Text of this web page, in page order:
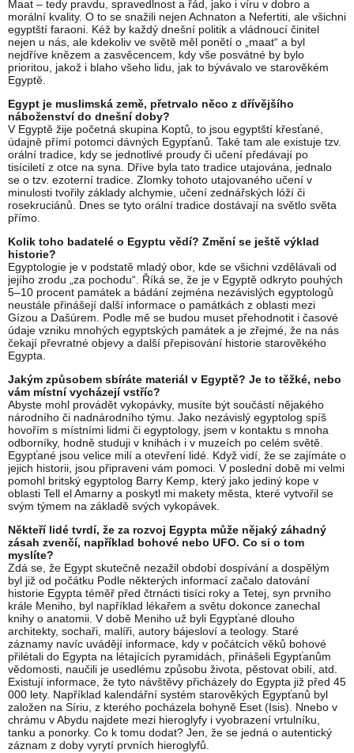
Maat – tedy pravdu, spravedlnost a řád, jako i víru v dobro a
morální kvality. O to se snažili nejen Achnaton a Nefertiti, ale všichni
egyptští faraoni. Kéž by každý dnešní politik a vládnoucí činitel
nejen u nás, ale kdekoliv ve světě měl ponětí o „maat“ a byl
nejdříve knězem a zasvěcencem, kdy vše posvátné by bylo
prioritou, jakož i blaho všeho lidu, jak to bývávalo ve starověkém
Egyptě.
Egypt je muslimská země, přetrvalo něco z dřívějšího
náboženství do dnešní doby?
V Egyptě žije početná skupina Koptů, to jsou egyptští křesťané,
údajně přímí potomci dávných Egypťanů. Také tam ale existuje tzv.
orální tradice, kdy se jednotlivé proudy či učení předávají po
tisíciletí z otce na syna. Dříve byla tato tradice utajována, jednalo
se o tzv. ezoterní tradice. Zlomky tohoto utajovaného učení v
minulosti tvořily základy alchymie, učení zednářských lóží či
rosekruciánů. Dnes se tyto orální tradice dostávají na světlo světa
přímo.
Kolik toho badatelé o Egyptu vědí? Změní se ještě výklad
historie?
Egyptologie je v podstatě mladý obor, kde se všichni vzdělávali od
jejího zrodu „za pochodu“. Říká se, že je v Egyptě odkryto pouhých
5–10 procent památek a bádání zejména nezávislých egyptologů
neustále přinášejí další informace o památkách z oblasti mezi
Gízou a Dašúrem. Podle mě se budou muset přehodnotit i časové
údaje vzniku mnohých egyptských památek a je zřejmé, že na nás
čekají převratné objevy a další přepisování historie starověkého
Egypta.
Jakým způsobem sbíráte materiál v Egyptě? Je to těžké, nebo
vám místní vycházejí vstříc?
Abyste mohl provádět vykopávky, musíte být součástí nějakého
národního či nadnárodního týmu. Jako nezávislý egyptolog spíš
hovořím s místními lidmi či egyptology, jsem v kontaktu s mnoha
odborníky, hodně studuji v knihách i v muzeích po celém světě.
Egypťané jsou velice milí a otevření lidé. Když vidí, že se zajímáte o
jejich historii, jsou připraveni vám pomoci. V poslední době mi velmi
pomohl britský egyptolog Barry Kemp, který jako jediný kope v
oblasti Tell el Amarny a poskytl mi makety města, které vytvořil se
svým týmem na základě svých vykopávek.
Někteří lidé tvrdí, že za rozvoj Egypta může nějaký záhadný
zásah zvenčí, například bohové nebo UFO. Co si o tom
myslíte?
Zdá se, že Egypt skutečně nezažil období dospívání a dospělým
byl již od počátku Podle některých informací začalo datování
historie Egypta téměř před čtrnácti tisíci roky a Tetej, syn prvního
krále Meniho, byl například lékařem a světu dokonce zanechal
knihy o anatomii. V době Meniho už byli Egypťané dlouho
architekty, sochaři, malíři, autory bájesloví a teology. Staré
záznamy navíc uvádějí informace, kdy v počátcích věků bohové
přilétali do Egypta na létajících pyramidách, přinášeli Egypťanům
vědomosti, naučili je usedlému způsobu života, pěstovat obilí, atd.
Existují informace, že tyto návštěvy přicházely do Egypta již před 45
000 lety. Například kalendářní systém starověkých Egypťanů byl
založen na Síriu, z kterého pocházela bohyně Eset (Isis). Nnebo v
chrámu v Abydu najdete mezi hieroglyfy i vyobrazení vrtulníku,
tanku a ponorky. Co k tomu dodat? Jen, že se jedná o autentický
záznam z doby vyrytí prvních hieroglyfů.